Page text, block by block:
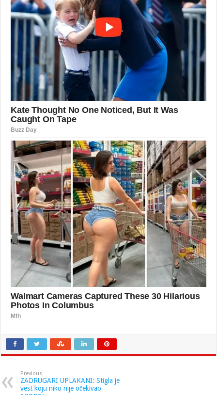
Previous
ZADRUGARI UPLAKANI: Stigla je
vest koju niko nije očekivao